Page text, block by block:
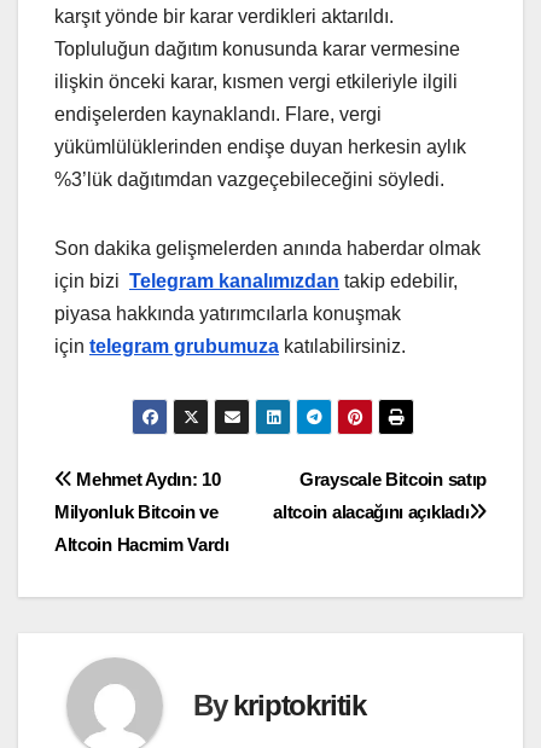
karşıt yönde bir karar verdikleri aktarıldı.
Topluluğun dağıtım konusunda karar vermesine
ilişkin önceki karar, kısmen vergi etkileriyle ilgili
endişelerden kaynaklandı. Flare, vergi
yükümlülüklerinden endişe duyan herkesin aylık
%3’lük dağıtımdan vazgeçebileceğini söyledi.
Son dakika gelişmelerden anında haberdar olmak
için bizi Telegram kanalımızdan takip edebilir,
piyasa hakkında yatırımcılarla konuşmak
için telegram grubumuza katılabilirsiniz.
Yazı
gezinmesi
Grayscale Bitcoin satıp
altcoin alacağını açıkladı
Mehmet Aydın: 10
Milyonluk Bitcoin ve
Altcoin Hacmim Vardı
Bykriptokritik